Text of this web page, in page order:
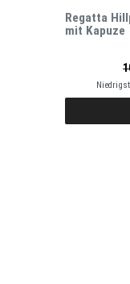
Regatta
mit Kapuze